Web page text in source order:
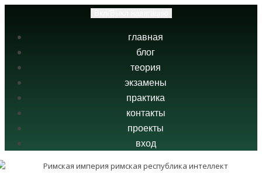
главная
блог
теория
экзамены
практика
контакты
проекты
вход